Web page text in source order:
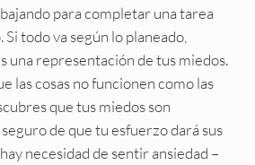
para completar una tarea
todo va según lo planeado,
una representación de tus miedos.
las cosas no funcionen como las
que tus miedos son
de que tu esfuerzo dará sus
necesidad de sentir ansiedad –